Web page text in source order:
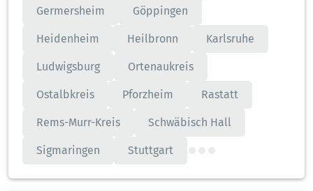
Germersheim Göppingen
Heidenheim Heilbronn Karlsruhe
Ludwigsburg Ortenaukreis
Ostalbkreis Pforzheim Rastatt
Rems-Murr-Kreis Schwäbisch Hall
Sigmaringen Stuttgart